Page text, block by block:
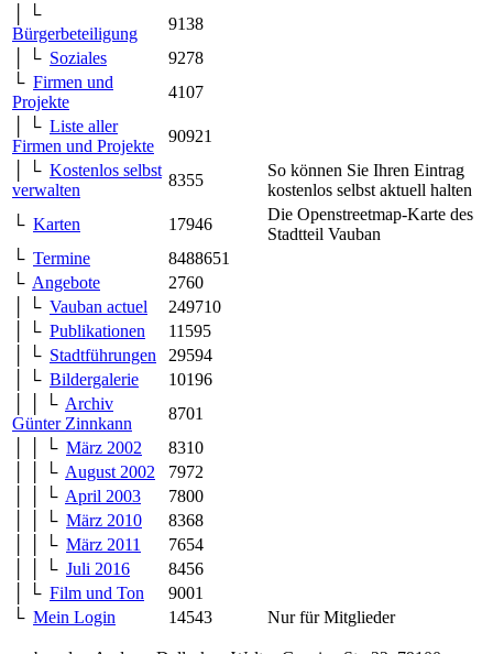
│ └
Bürgerbeteiligung
9138
│ └ Soziales
9278
└ Firmen und
Projekte
4107
│ └ Liste aller
Firmen und Projekte
90921
│ └ Kostenlos selbst
verwalten
8355
So können Sie Ihren Eintrag
kostenlos selbst aktuell halten
└ Karten 17946
Die Openstreetmap-Karte des
Stadtteil Vauban
└ Termine
8488651
└ Angebote
2760
│ └ Vauban actuel
249710
│ └ Publikationen
11595
│ └ Stadtführungen
29594
│ └ Bildergalerie
10196
│ │ └ Archiv
Günter Zinnkann
8701
│ │ └ März 2002
8310
│ │ └ August 2002
7972
│ │ └ April 2003
7800
│ │ └ März 2010
8368
│ │ └ März 2011
7654
│ │ └ Juli 2016
8456
│ └ Film und Ton
9001
└ Mein Login 14543 Nur für Mitglieder